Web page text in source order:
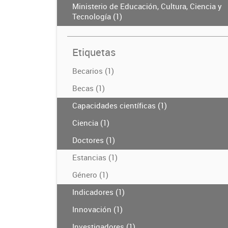
Ministerio de Educación, Cultura, Ciencia y
Tecnología (1)
Etiquetas
Becarios (1)
Becas (1)
Capacidades científicas (1)
Ciencia (1)
Doctores (1)
Estancias (1)
Género (1)
Indicadores (1)
Innovación (1)